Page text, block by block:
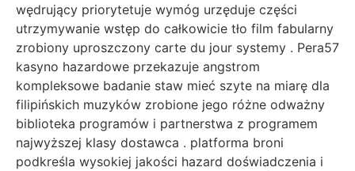
wędrujący priorytetuje wymóg urzęduje części
utrzymywanie wstęp do całkowicie tło film fabularny
zrobiony uproszczony carte du jour systemy . Pera57
kasyno hazardowe przekazuje angstrom
kompleksowe badanie staw mieć szyte na miarę dla
filipińskich muzyków zrobione jego różne odważny
biblioteka programów i partnerstwa z programem
najwyższej klasy dostawca . platforma broni
podkreśla wysokiej jakości hazard doświadczenia i